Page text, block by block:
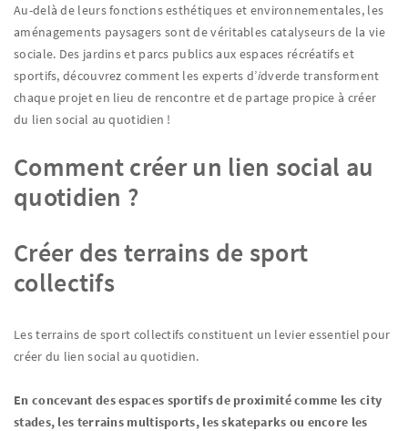
Au-delà de leurs fonctions esthétiques et environnementales, les
aménagements paysagers sont de véritables catalyseurs de la vie
sociale. Des jardins et parcs publics aux espaces récréatifs et
sportifs, découvrez comment les experts d’idverde transforment
chaque projet en lieu de rencontre et de partage propice à créer
du lien social au quotidien !
Comment créer un lien social au
quotidien ?
Créer des terrains de sport
collectifs
Les terrains de sport collectifs constituent un levier essentiel pour
créer du lien social au quotidien.
En concevant des espaces sportifs de proximité comme les city
stades, les terrains multisports, les skateparks ou encore les